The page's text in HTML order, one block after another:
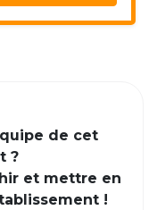
de cet
?
et mettre en
!